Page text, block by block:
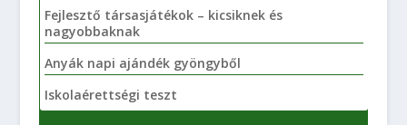
Fejlesztő társasjátékok – kicsiknek és
nagyobbaknak
Anyák napi ajándék gyöngyből
Iskolaérettségi teszt